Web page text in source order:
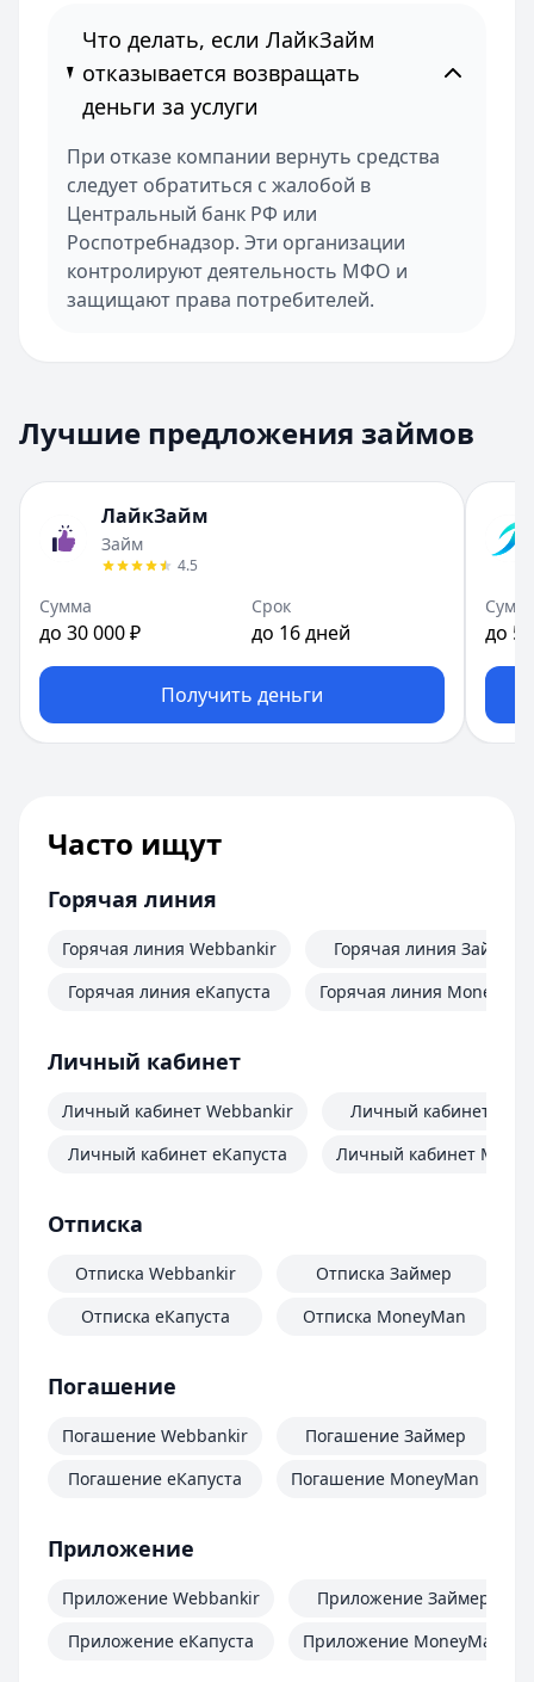
Что делать, если ЛайкЗайм
отказывается возвращать
деньги за услуги
При отказе компании вернуть средства
следует обратиться с жалобой в
Центральный банк РФ или
Роспотребнадзор. Эти организации
контролируют деятельность МФО и
защищают права потребителей.
Лучшие предложения займов
ЛайкЗайм
Займ
4.5
Сумма
до 30 000 ₽
Срок
до 16 дней
Получить деньги
до
Часто ищут
Горячая линия
Горячая линия Webbankir
Горячая линия еКапуста
Горячая линия Займер
Горячая линия
Личный кабинет
Личный кабинет Webbankir
Личный кабинет еКапуста
Личный кабинет
Личный кабинет
Отписка
Отписка Webbankir
Отписка еКапуста
Отписка Займер
Отписка MoneyMan
Погашение
Погашение Webbankir
Погашение еКапуста
Погашение Займер
Погашение MoneyMan
Приложение
Приложение Webbankir
Приложение еКапуста
Приложение Займер
Приложение MoneyMan